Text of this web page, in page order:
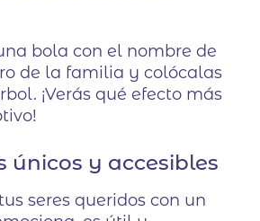
bola con el nombre de
de la familia y colócalas
¡Verás qué efecto más
únicos y accesibles
seres queridos con un